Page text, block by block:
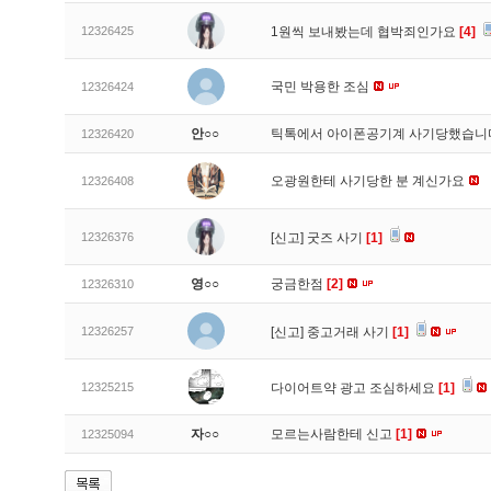
12326425 1원씩 보내봤는데 협박죄인가요 [4]
12326424 국민 박용한 조심
12326420 안○○ 틱톡에서 아이폰공기계 사기당했습
12326408 오광원한테 사기당한 분 계신가요
12326376 [신고] 굿즈 사기 [1]
12326310 영○○ 궁금한점 [2]
12326257 [신고] 중고거래 사기 [1]
12325215 다이어트약 광고 조심하세요 [1]
12325094 자○○ 모르는사람한테 신고 [1]